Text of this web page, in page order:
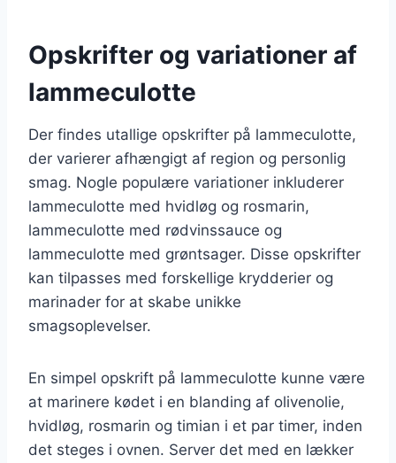
Opskrifter og variationer af
lammeculotte
Der findes utallige opskrifter på lammeculotte,
der varierer afhængigt af region og personlig
smag. Nogle populære variationer inkluderer
lammeculotte med hvidløg og rosmarin,
lammeculotte med rødvinssauce og
lammeculotte med grøntsager. Disse opskrifter
kan tilpasses med forskellige krydderier og
marinader for at skabe unikke
smagsoplevelser.
En simpel opskrift på lammeculotte kunne være
at marinere kødet i en blanding af olivenolie,
hvidløg, rosmarin og timian i et par timer, inden
det steges i ovnen. Server det med en lækker